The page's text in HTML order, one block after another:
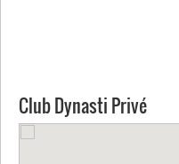
Club Dynasti Privé